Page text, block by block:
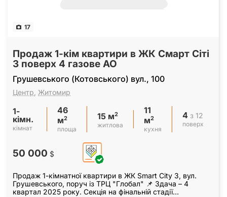
17
Продаж 1-кім квартири в ЖК Смарт Сіті
3 поверх 4 газове АО
Грушевського (Котовського) вул., 100
Центр Житомир
1-
кімн.
кімнат
46
м2
площа
15 м2
житлова
11
м2
кухня
4 з 12
поверх
50 000 $
Продаж 1-кімнатної квартири в ЖК Smart City 3, вул.
Грушевського, поруч із ТРЦ "Глобал" 📌 Здача – 4
квартал 2025 року. Секція на фінальній стадії